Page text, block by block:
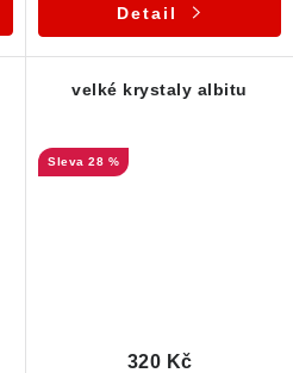
Detail
velké krystaly albitu
28 %
320 Kč